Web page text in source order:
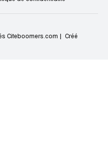
Citeboomers.com | Créé